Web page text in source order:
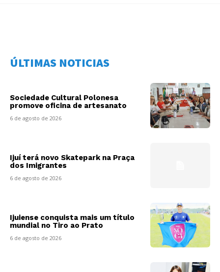
ÚLTIMAS NOTICIAS
Sociedade Cultural Polonesa
promove oficina de artesanato
6 de agosto de 2026
Ijuí terá novo Skatepark na Praça
dos Imigrantes
6 de agosto de 2026
Ijuiense conquista mais um título
mundial no Tiro ao Prato
6 de agosto de 2026